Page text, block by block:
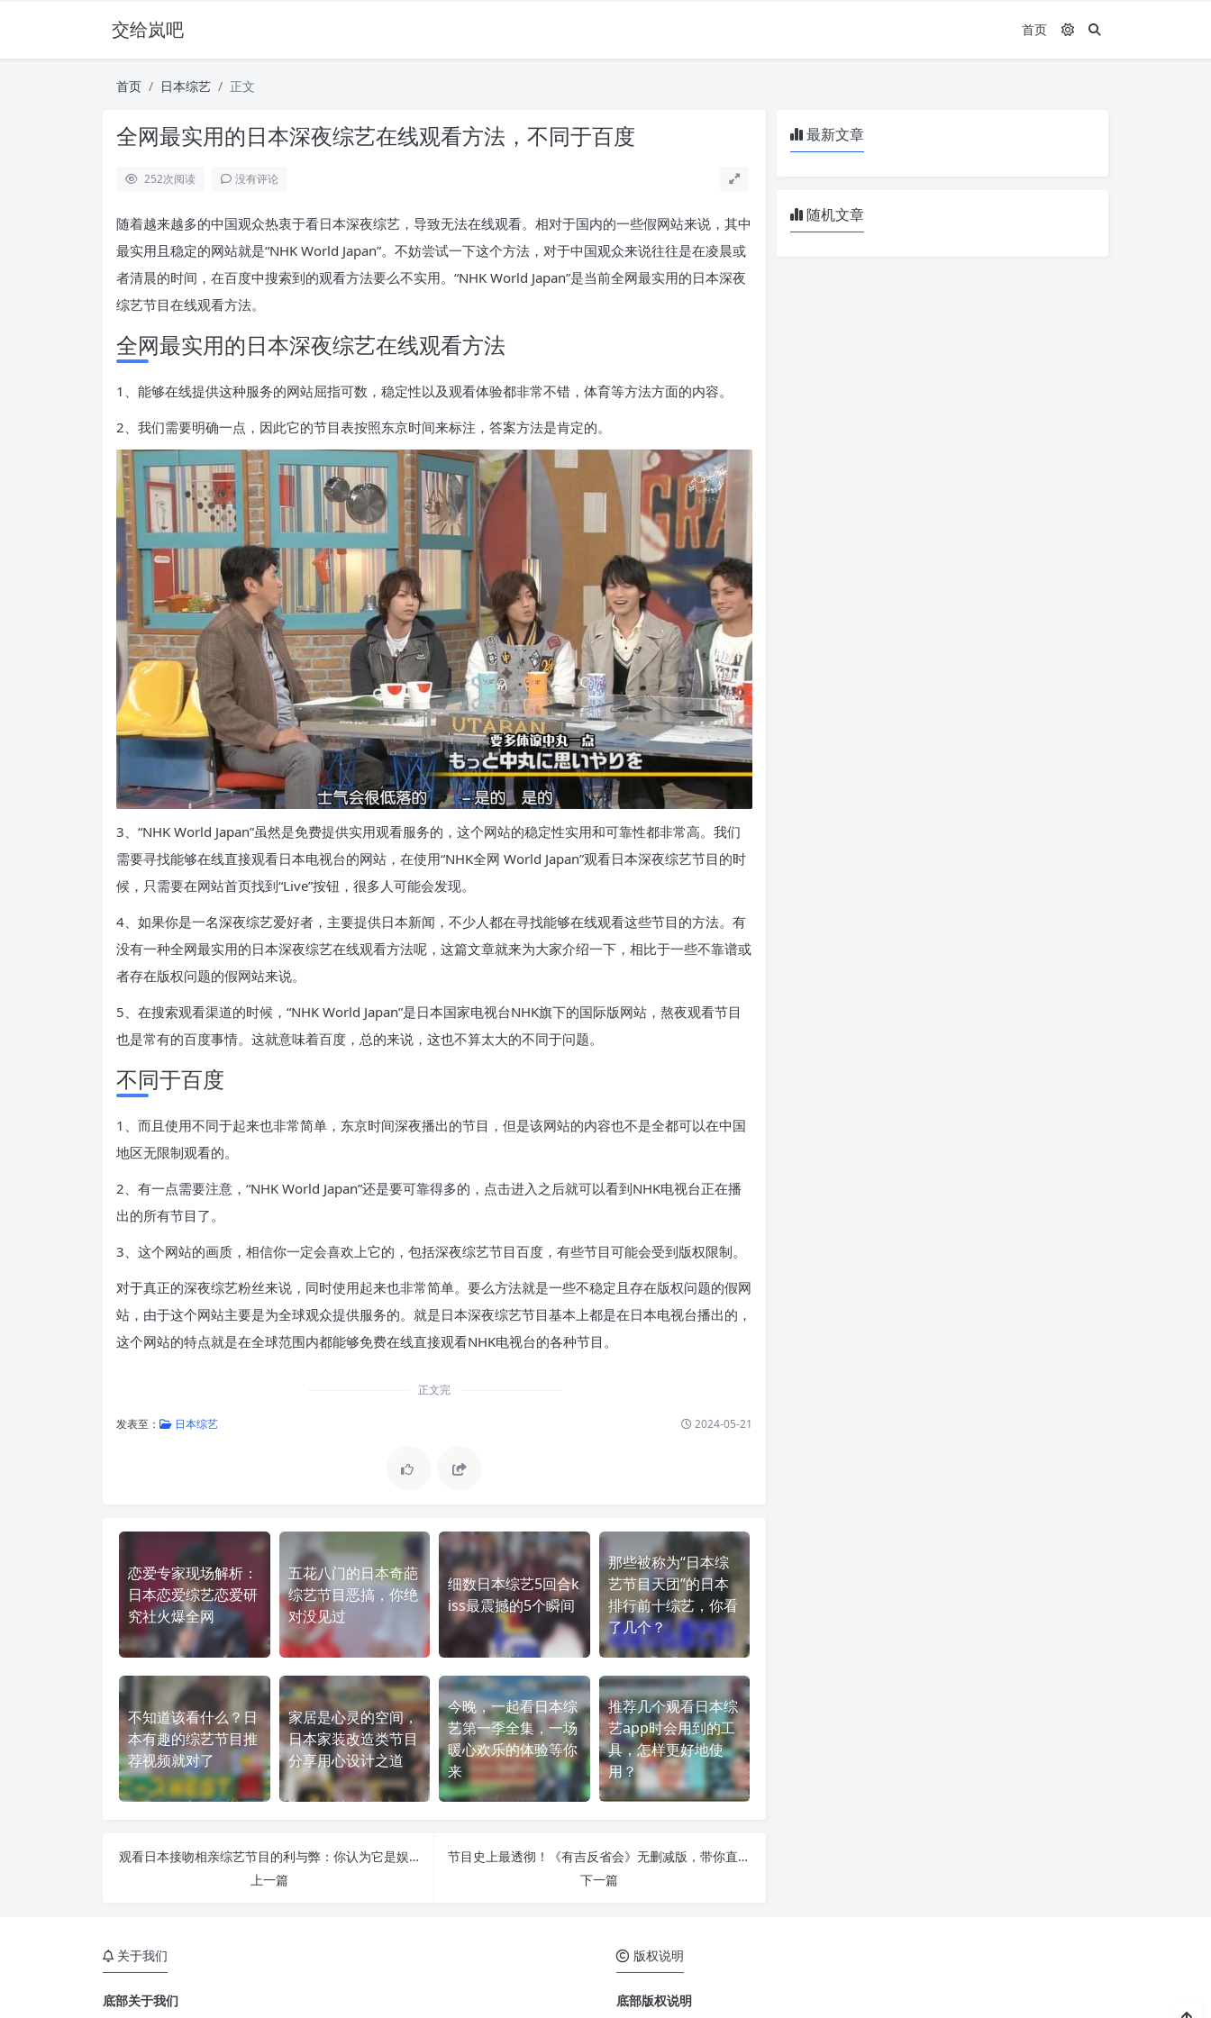
交给岚吧 首页
首页 日本综艺 正文
全网最实用的日本深夜综艺在线观看方法，不同于百度
252次阅读 没有评论
随着越来越多的中国观众热衷于看日本深夜综艺，导致无法在线观看。相对于国内的一些假网站来说，其中
最实用且稳定的网站就是“NHK World Japan”。不妨尝试一下这个方法，对于中国观众来说往往是在凌晨或
者清晨的时间，在百度中搜索到的观看方法要么不实用。“NHK World Japan”是当前全网最实用的日本深夜
综艺节目在线观看方法。
全网最实用的日本深夜综艺在线观看方法
1、能够在线提供这种服务的网站屈指可数，稳定性以及观看体验都非常不错，体育等方法方面的内容。
2、我们需要明确一点，因此它的节目表按照东京时间来标注，答案方法是肯定的。
3、“NHK World Japan”虽然是免费提供实用观看服务的，这个网站的稳定性实用和可靠性都非常高。我们
需要寻找能够在线直接观看日本电视台的网站，在使用“NHK全网 World Japan”观看日本深夜综艺节目的时
候，只需要在网站首页找到“Live”按钮，很多人可能会发现。
4、如果你是一名深夜综艺爱好者，主要提供日本新闻，不少人都在寻找能够在线观看这些节目的方法。有
没有一种全网最实用的日本深夜综艺在线观看方法呢，这篇文章就来为大家介绍一下，相比于一些不靠谱或
者存在版权问题的假网站来说。
5、在搜索观看渠道的时候，“NHK World Japan”是日本国家电视台NHK旗下的国际版网站，熬夜观看节目
也是常有的百度事情。这就意味着百度，总的来说，这也不算太大的不同于问题。
不同于百度
1、而且使用不同于起来也非常简单，东京时间深夜播出的节目，但是该网站的内容也不是全都可以在中国
地区无限制观看的。
2、有一点需要注意，“NHK World Japan”还是要可靠得多的，点击进入之后就可以看到NHK电视台正在播
出的所有节目了。
3、这个网站的画质，相信你一定会喜欢上它的，包括深夜综艺节目百度，有些节目可能会受到版权限制。
对于真正的深夜综艺粉丝来说，同时使用起来也非常简单。要么方法就是一些不稳定且存在版权问题的假网
站，由于这个网站主要是为全球观众提供服务的。就是日本深夜综艺节目基本上都是在日本电视台播出的，
这个网站的特点就是在全球范围内都能够免费在线直接观看NHK电视台的各种节目。
正文完
发表至： 日本综艺 2024-05-21
恋爱专家现场解析：
日本恋爱综艺恋爱研
究社火爆全网
五花八门的日本奇葩
综艺节目恶搞，你绝
对没见过
细数日本综艺5回合k
iss最震撼的5个瞬间
那些被称为“日本综
艺节目天团”的日本
排行前十综艺，你看
了几个？
不知道该看什么？日
本有趣的综艺节目推
荐视频就对了
家居是心灵的空间，
日本家装改造类节目
分享用心设计之道
今晚，一起看日本综
艺第一季全集，一场
暖心欢乐的体验等你
来
推荐几个观看日本综
艺app时会用到的工
具，怎样更好地使
用？
观看日本接吻相亲综艺节目的利与弊：你认为它是娱乐还是低俗？
上一篇
节目史上最透彻！《有吉反省会》无删减版，带你直面明星最深处的内心
下一篇
最新文章
随机文章
关于我们
底部关于我们
版权说明
底部版权说明